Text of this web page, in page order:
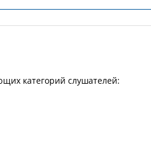
категорий слушателей: